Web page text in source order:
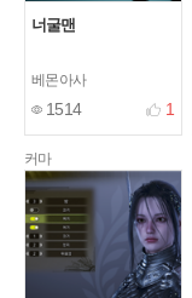
너굴맨
베몬아사
1514 1
커마